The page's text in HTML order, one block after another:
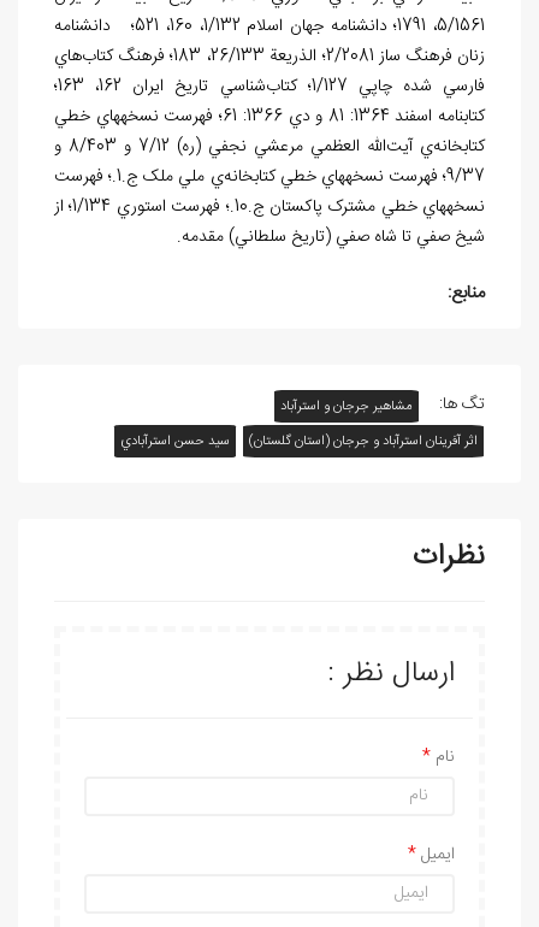
5/1561، 1791؛ دانشنامه جهان اسلام 1/132، 160، 521؛ دانشنامه
زنان فرهنگ ساز 2/2081؛ الذريعة 26/133، 183؛ فرهنگ کتاب‌هاي
فارسي شده چاپي 1/127؛ کتاب‌شناسي تاريخ ايران 162، 163؛
کتابنامه اسفند 1364: 81 و دي 1366: 61؛ فهرست نسخه⁮هاي خطي
کتابخانه‌ي آيت‌الله العظمي مرعشي نجفي (ره) 7/12 و 8/403 و
9/37؛ فهرست نسخه⁮هاي خطي کتابخانه‌ي ملي ملک ج.1.؛ فهرست
نسخه⁮هاي خطي مشترک پاکستان ج.10.؛ فهرست استوري 1/134؛ از
شيخ صفي تا شاه صفي (تاريخ سلطاني) مقدمه.
منابع:
تگ ها:
مشاهیر جرجان و استرآباد
اثر آفرينان استرآباد و جرجان (استان گلستان)
سيد حسن استرآبادي
نظرات
ارسال نظر :
نام
ایمیل